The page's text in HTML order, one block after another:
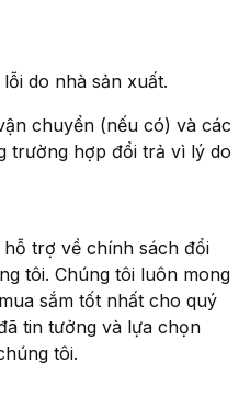
do nhà sản xuất.
chuyển (nếu có) và các
trường hợp đổi trả vì lý do
trợ về chính sách đổi
tôi. Chúng tôi luôn mong
sắm tốt nhất cho quý
tin tưởng và lựa chọn
tôi.